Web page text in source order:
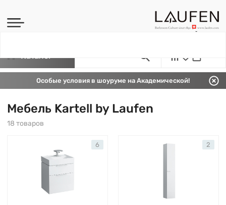
Каталог
Особые условия в шоуруме на Академической!
Мебель Kartell by Laufen
18 товаров
6 2